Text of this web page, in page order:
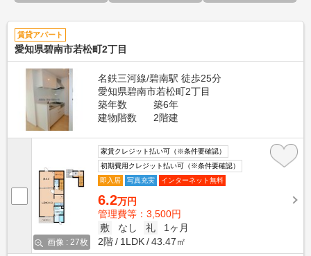
賃貸アパート
愛知県碧南市若松町2丁目
名鉄三河線/碧南駅 徒歩25分
愛知県碧南市若松町2丁目
築年数
築6年
建物階数
2階建
画像 : 27枚
家賃クレジット払い可（※条件要確認）
初期費用クレジット払い可（※条件要確認）
即入居
写真充実 インターネット無料
6.2万円
管理費等：3,500円
敷
なし 礼
1ヶ月
2階
1LDK 43.47㎡